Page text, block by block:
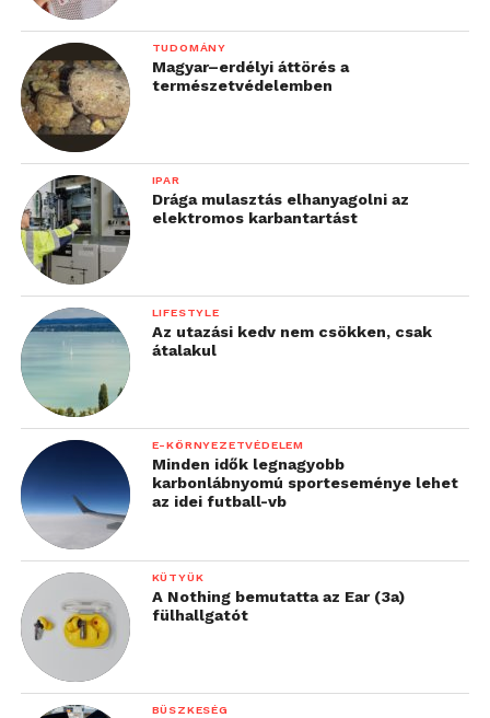
TUDOMÁNY
Magyar–erdélyi áttörés a
természetvédelemben
IPAR
Drága mulasztás elhanyagolni az
elektromos karbantartást
LIFESTYLE
Az utazási kedv nem csökken, csak
átalakul
E-KÖRNYEZETVÉDELEM
Minden idők legnagyobb
karbonlábnyomú sporteseménye lehet
az idei futball-vb
KÜTYÜK
A Nothing bemutatta az Ear (3a)
fülhallgatót
BÜSZKESÉG